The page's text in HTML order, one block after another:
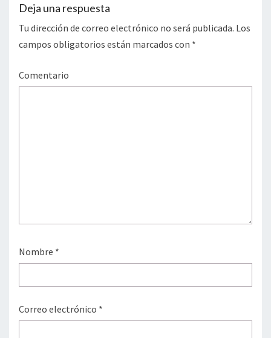
Deja una respuesta
Tu dirección de correo electrónico no será publicada. Los
campos obligatorios están marcados con *
Comentario
Nombre *
Correo electrónico *